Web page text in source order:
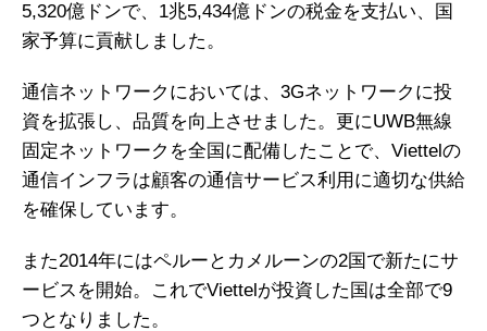
5,320億ドンで、1兆5,434億ドンの税金を支払い、国
家予算に貢献しました。
通信ネットワークにおいては、3Gネットワークに投
資を拡張し、品質を向上させました。更にUWB無線
固定ネットワークを全国に配備したことで、Viettelの
通信インフラは顧客の通信サービス利用に適切な供給
を確保しています。
また2014年にはペルーとカメルーンの2国で新たにサ
ービスを開始。これでViettelが投資した国は全部で9
つとなりました。